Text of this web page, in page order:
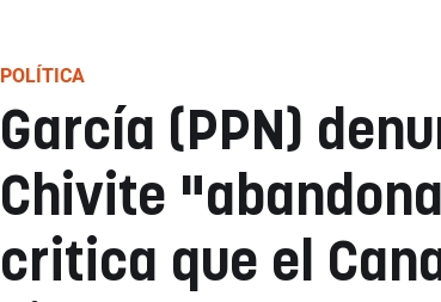
POLÍTICA
García (PPN)
Chivite
critica que el